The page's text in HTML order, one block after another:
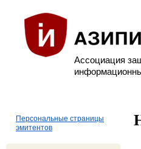
Ассоциация
Персональные страницы
эмитентов